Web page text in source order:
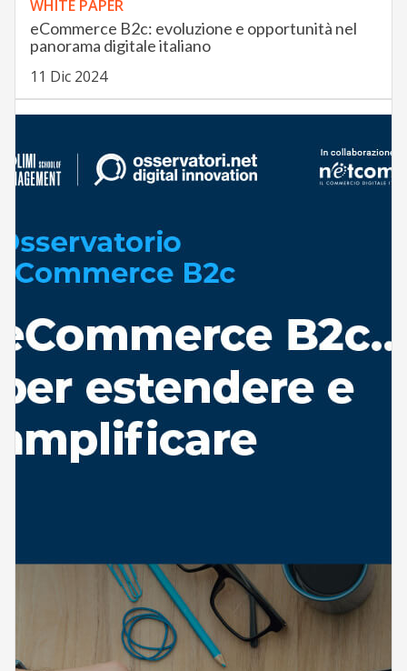
WHITE PAPER
eCommerce B2c: evoluzione e opportunità nel
panorama digitale italiano
11 Dic 2024